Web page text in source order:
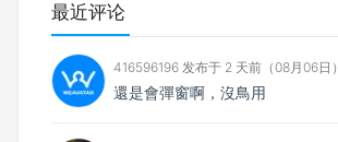
最近评论
416596196 发布于 2 天前（08月06日）
還是會彈窗啊，沒鳥用